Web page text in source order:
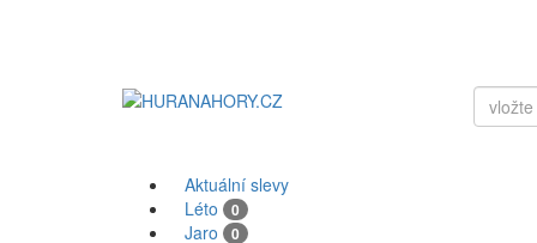
Aktuální slevy
Léto
0
Jaro 0